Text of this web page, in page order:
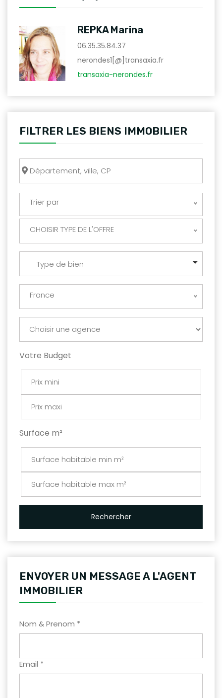
REPKA Marina
06.35.35.84.37
nerondes1[@]transaxia.fr
transaxia-nerondes.fr
FILTRER LES BIENS IMMOBILIER
Trier par
CHOISIR TYPE DE L'OFFRE
Type de bien
France
Votre Budget
Surface m²
Rechercher
ENVOYER UN MESSAGE A L'AGENT
IMMOBILIER
Nom & Prenom *
Email *